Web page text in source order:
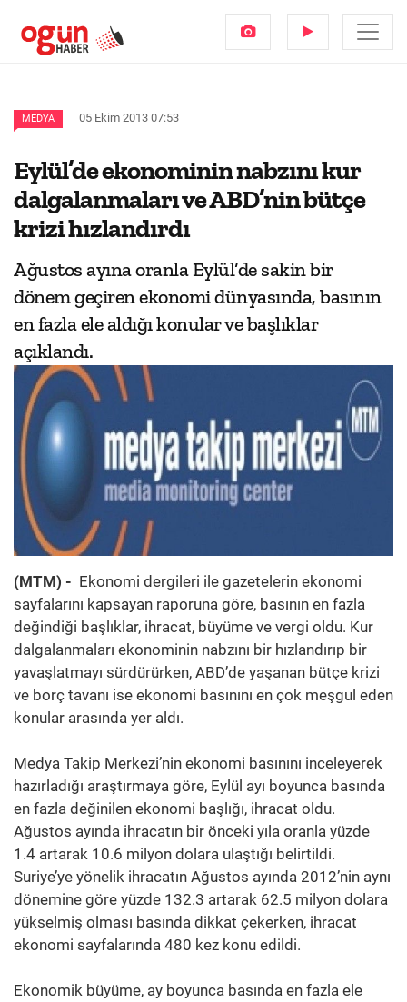
MEDYA 05 Ekim 2013 07:53
Eylül’de ekonominin nabzını kur
dalgalanmaları ve ABD’nin bütçe
krizi hızlandırdı
Ağustos ayına oranla Eylül’de sakin bir
dönem geçiren ekonomi dünyasında, basının
en fazla ele aldığı konular ve başlıklar
açıklandı.
(MTM) - Ekonomi dergileri ile gazetelerin ekonomi
sayfalarını kapsayan raporuna göre, basının en fazla
değindiği başlıklar, ihracat, büyüme ve vergi oldu. Kur
dalgalanmaları ekonominin nabzını bir hızlandırıp bir
yavaşlatmayı sürdürürken, ABD’de yaşanan bütçe krizi
ve borç tavanı ise ekonomi basınını en çok meşgul eden
konular arasında yer aldı.
Medya Takip Merkezi’nin ekonomi basınını inceleyerek
hazırladığı araştırmaya göre, Eylül ayı boyunca basında
en fazla değinilen ekonomi başlığı, ihracat oldu.
Ağustos ayında ihracatın bir önceki yıla oranla yüzde
1.4 artarak 10.6 milyon dolara ulaştığı belirtildi.
Suriye’ye yönelik ihracatın Ağustos ayında 2012’nin aynı
dönemine göre yüzde 132.3 artarak 62.5 milyon dolara
yükselmiş olması basında dikkat çekerken, ihracat
ekonomi sayfalarında 480 kez konu edildi.
Ekonomik büyüme, ay boyunca basında en fazla ele